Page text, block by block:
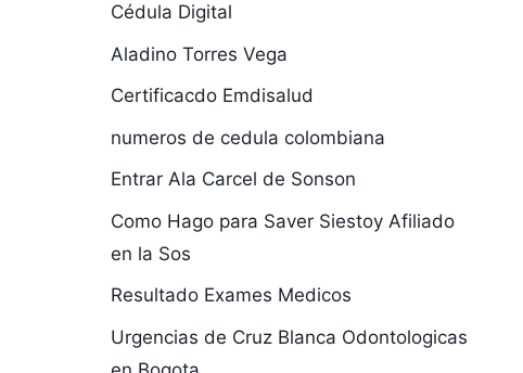
Cédula Digital
Aladino Torres Vega
Certificacdo Emdisalud
numeros de cedula colombiana
Entrar Ala Carcel de Sonson
Como Hago para Saver Siestoy Afiliado
en la Sos
Resultado Exames Medicos
Urgencias de Cruz Blanca Odontologicas